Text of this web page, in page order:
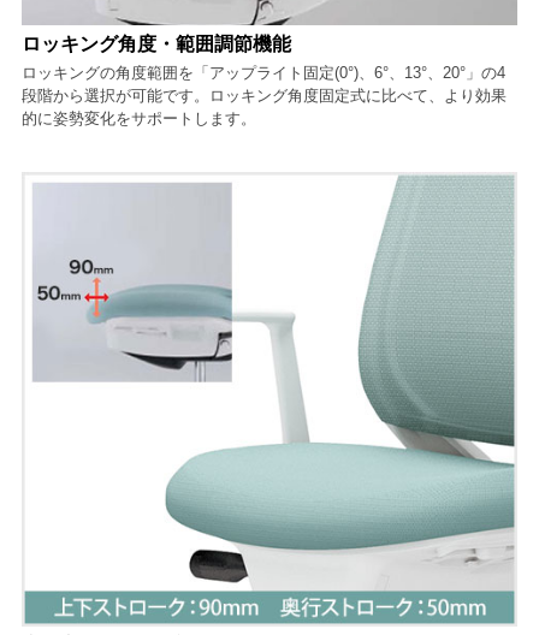
ロッキング角度・範囲調節機能
ロッキングの角度範囲を「アップライト固定(0°)、6°、13°、20°」の4
段階から選択が可能です。ロッキング角度固定式に比べて、より効果
的に姿勢変化をサポートします。